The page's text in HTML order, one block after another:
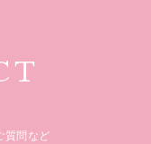
質問など